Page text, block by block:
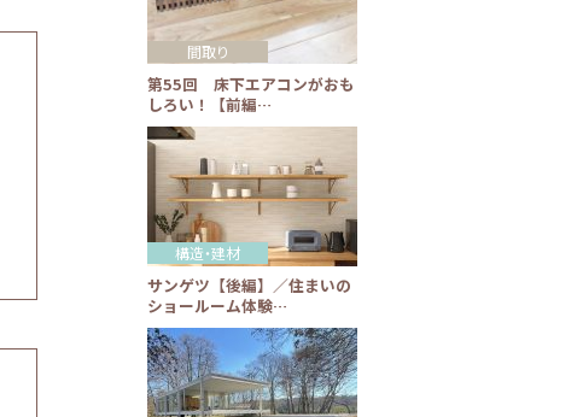
第55回 床下エアコンがおも
しろい！【前編…
間取り
サンゲツ【後編】／住まいの
ショールーム体験…
構造・建材